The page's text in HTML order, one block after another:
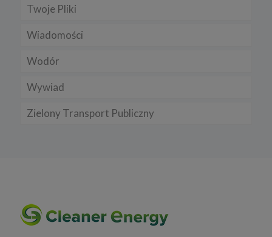
Twoje Pliki
Wiadomości
Wodór
Wywiad
Zielony Transport Publiczny